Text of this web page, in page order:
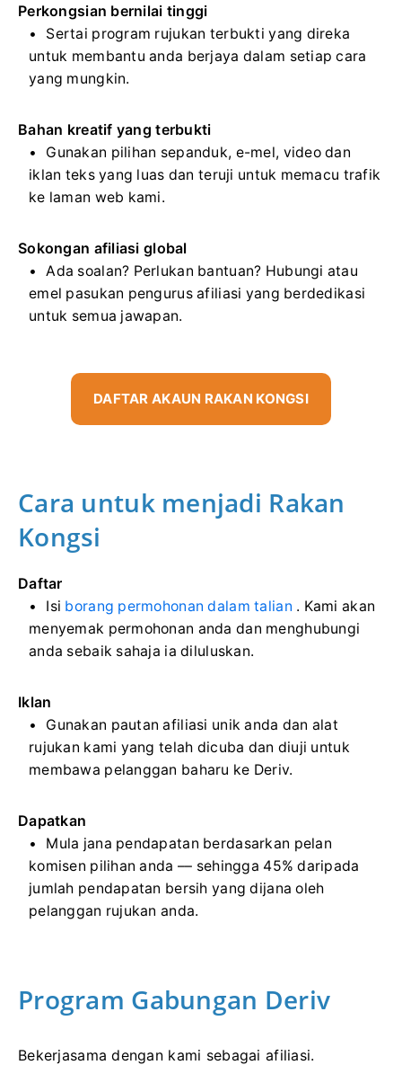
Perkongsian bernilai tinggi
Sertai program rujukan terbukti yang direka
untuk membantu anda berjaya dalam setiap cara
yang mungkin.
Bahan kreatif yang terbukti
Gunakan pilihan sepanduk, e-mel, video dan
iklan teks yang luas dan teruji untuk memacu trafik
ke laman web kami.
Sokongan afiliasi global
Ada soalan? Perlukan bantuan? Hubungi atau
emel pasukan pengurus afiliasi yang berdedikasi
untuk semua jawapan.
DAFTAR AKAUN RAKAN KONGSI
Cara untuk menjadi Rakan
Kongsi
Daftar
Isi borang permohonan dalam talian . Kami akan
menyemak permohonan anda dan menghubungi
anda sebaik sahaja ia diluluskan.
Iklan
Gunakan pautan afiliasi unik anda dan alat
rujukan kami yang telah dicuba dan diuji untuk
membawa pelanggan baharu ke Deriv.
Dapatkan
Mula jana pendapatan berdasarkan pelan
komisen pilihan anda –– sehingga 45% daripada
jumlah pendapatan bersih yang dijana oleh
pelanggan rujukan anda.
Program Gabungan Deriv
Bekerjasama dengan kami sebagai afiliasi.